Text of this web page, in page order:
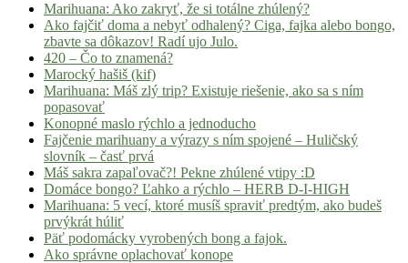
Marihuana: Ako zakryť, že si totálne zhúlený?
Ako fajčiť doma a nebyť odhalený? Ciga, fajka alebo bongo,
zbavte sa dôkazov! Radí ujo Julo.
420 – Čo to znamená?
Marocký hašiš (kif)
Marihuana: Máš zlý trip? Existuje riešenie, ako sa s ním
popasovať
Konopné maslo rýchlo a jednoducho
Fajčenie marihuany a výrazy s ním spojené – Huličský
slovník – časť prvá
Máš sakra zapaľovač?! Pekne zhúlené vtipy :D
Domáce bongo? Ľahko a rýchlo – HERB D-I-HIGH
Marihuana: 5 vecí, ktoré musíš spraviť predtým, ako budeš
prvýkrát húliť
Päť podomácky vyrobených bong a fajok.
Ako správne oplachovať konope